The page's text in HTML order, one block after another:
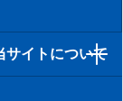
サイトについて